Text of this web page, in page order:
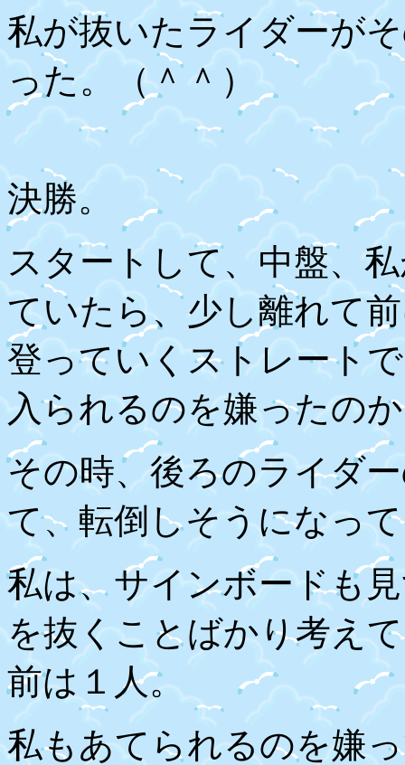
私が抜いたライダーが
った。（＾＾）
決勝。
スタートして、中盤、
ていたら、少し離れて
登っていくストレート
入られるのを嫌ったの
その時、後ろのライダ
て、転倒しそうになっ
私は、サインボードも
を抜くことばかり考え
前は１人。
私もあてられるのを嫌